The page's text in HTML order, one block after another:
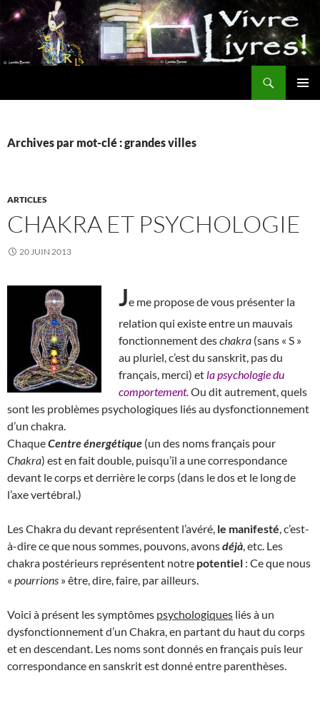
Aller
au
contenu
Archives par mot-clé : grandes villes
ARTICLES
CHAKRA ET PSYCHOLOGIE
20 JUIN 2013
Je me propose de vous présenter la
relation qui existe entre un mauvais
fonctionnement deschakra (sans « S »
au pluriel, c’est du sanskrit, pas du
français, merci) et la psychologie du
comportement. Ou dit autrement, quels
sont les problèmes psychologiques liés au dysfonctionnement
d’un chakra.
ChaqueCentre énergétique (un des noms français pour
Chakra) est en fait double, puisqu’il a une correspondance
devant le corps et derrière le corps (dans le dos et le long de
l’axe vertébral.)
Les Chakra du devant représentent l’avéré, le manifesté , c’est-
à-dire ce que nous sommes, pouvons, avonsdéjà , etc. Les
chakra postérieurs représentent notre potentiel : Ce que nous
« pourrions » être, dire, faire, par ailleurs.
Voici à présent les symptômes psychologiques liés à un
dysfonctionnement d’un Chakra, en partant du haut du corps
et en descendant. Les noms sont donnés en français puis leur
correspondance en sanskrit est donné entre parenthèses.